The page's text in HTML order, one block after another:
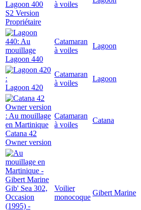
Lagoon 400
S2 Version
Propriétaire
à voiles
Lagoon 440
Catamaran
à voiles
Lagoon
Lagoon 420
Catamaran
à voiles
Lagoon
Catana 42
Owner version
Catamaran
à voiles
Catana
Voilier
monocoque
Gibert Marine